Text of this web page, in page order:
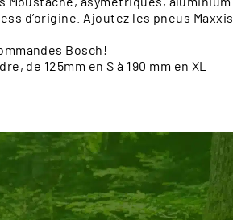
d’origine. Ajoutez les pneus Maxxis
Bosch!
de 125mm en S à 190 mm en XL